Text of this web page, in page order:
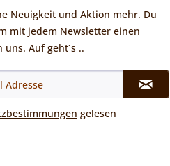
Neuigkeit und Aktion mehr. Du
mit jedem Newsletter einen
uns. Auf geht´s ..
gelesen